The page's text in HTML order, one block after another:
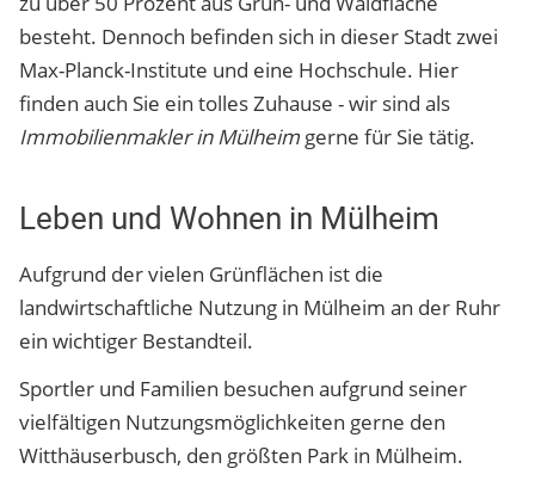
besteht. Dennoch befinden sich in dieser Stadt zwei
Max-Planck-Institute und eine Hochschule. Hier
finden auch Sie ein tolles Zuhause - wir sind als
Immobilienmakler in Mülheim gerne für Sie tätig.
Leben und Wohnen in Mülheim
Aufgrund der vielen Grünflächen ist die
landwirtschaftliche Nutzung in Mülheim an der Ruhr
ein wichtiger Bestandteil.
Sportler und Familien besuchen aufgrund seiner
vielfältigen Nutzungsmöglichkeiten gerne den
Witthäuserbusch, den größten Park in Mülheim.